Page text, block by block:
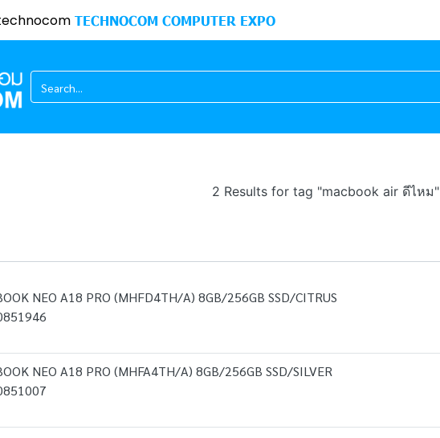
TECHNOCOM COMPUTER EXPO
2 Results for tag "macbook air ดีไหม"
NEO A18 PRO (MHFD4TH/A) 8GB/256GB SSD/CITRUS
NEO A18 PRO (MHFA4TH/A) 8GB/256GB SSD/SILVER